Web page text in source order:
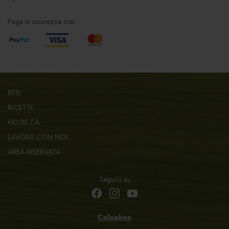
Paga in sicurezza con:
RESI
RICETTE
HO.RE.CA.
LAVORA CON NOI
AREA RISERVATA
Seguici su
Colophon